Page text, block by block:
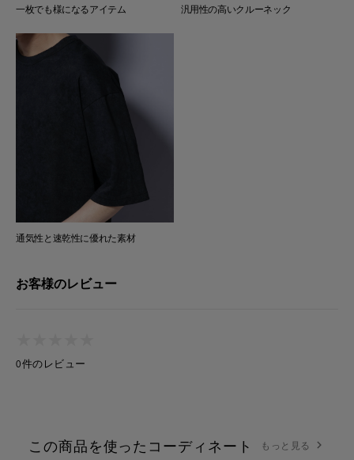
一枚でも様になるアイテム 汎用性の高いクルーネック
通気性と速乾性に優れた素材
お客様のレビュー
0件のレビュー
この商品を使ったコーディネート もっと見る